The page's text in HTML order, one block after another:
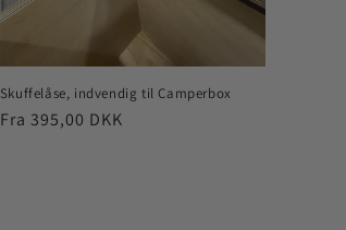
Skuffelåse, indvendig til Camperbox
Normalpris
Fra 395,00 DKK